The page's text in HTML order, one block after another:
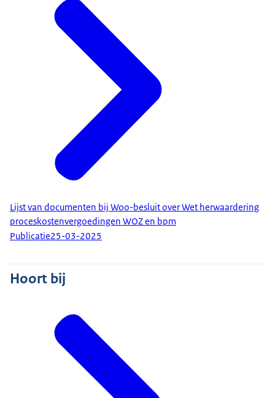
Lijst van documenten bij Woo-besluit over Wet herwaardering
proceskostenvergoedingen WOZ en bpm
Publicatie25-03-2025
Hoort bij